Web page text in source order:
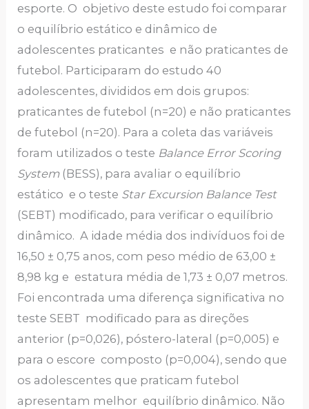
esporte. O objetivo deste estudo foi comparar
o equilíbrio estático e dinâmico de
adolescentes praticantes e não praticantes de
futebol. Participaram do estudo 40
adolescentes, divididos em dois grupos:
praticantes de futebol (n=20) e não praticantes
de futebol (n=20). Para a coleta das variáveis
foram utilizados o teste Balance Error Scoring
System (BESS), para avaliar o equilíbrio
estático e o teste Star Excursion Balance Test
(SEBT) modificado, para verificar o equilíbrio
dinâmico. A idade média dos indivíduos foi de
16,50 ± 0,75 anos, com peso médio de 63,00 ±
8,98 kg e estatura média de 1,73 ± 0,07 metros.
Foi encontrada uma diferença significativa no
teste SEBT modificado para as direções
anterior (p=0,026), póstero-lateral (p=0,005) e
para o escore composto (p=0,004), sendo que
os adolescentes que praticam futebol
apresentam melhor equilíbrio dinâmico. Não